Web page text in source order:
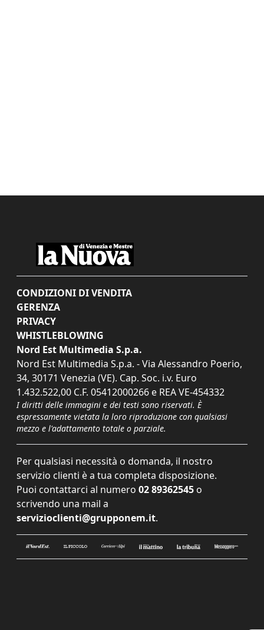
CONDIZIONI DI VENDITA
GERENZA
PRIVACY
WHISTLEBLOWING
Nord Est Multimedia S.p.a.
Nord Est Multimedia S.p.a. - Via Alessandro Poerio,
34, 30171 Venezia (VE). Cap. Soc. i.v. Euro
1.432.522,00 C.F. 05412000266 e REA VE-454332
I diritti delle immagini e dei testi sono riservati. È
espressamente vietata la loro riproduzione con qualsiasi
mezzo e l'adattamento totale o parziale.
Per qualsiasi necessità o domanda, il nostro
servizio clienti è a tua completa disposizione.
Puoi contattarci al numero 02 89362545 o
scrivendo una mail a
servizioclienti@grupponem.it.